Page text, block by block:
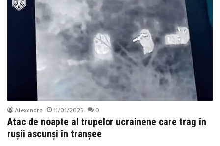
Alexandra 11/01/2023 0
Atac de noapte al trupelor ucrainene care trag în
rușii ascunși în tranșee